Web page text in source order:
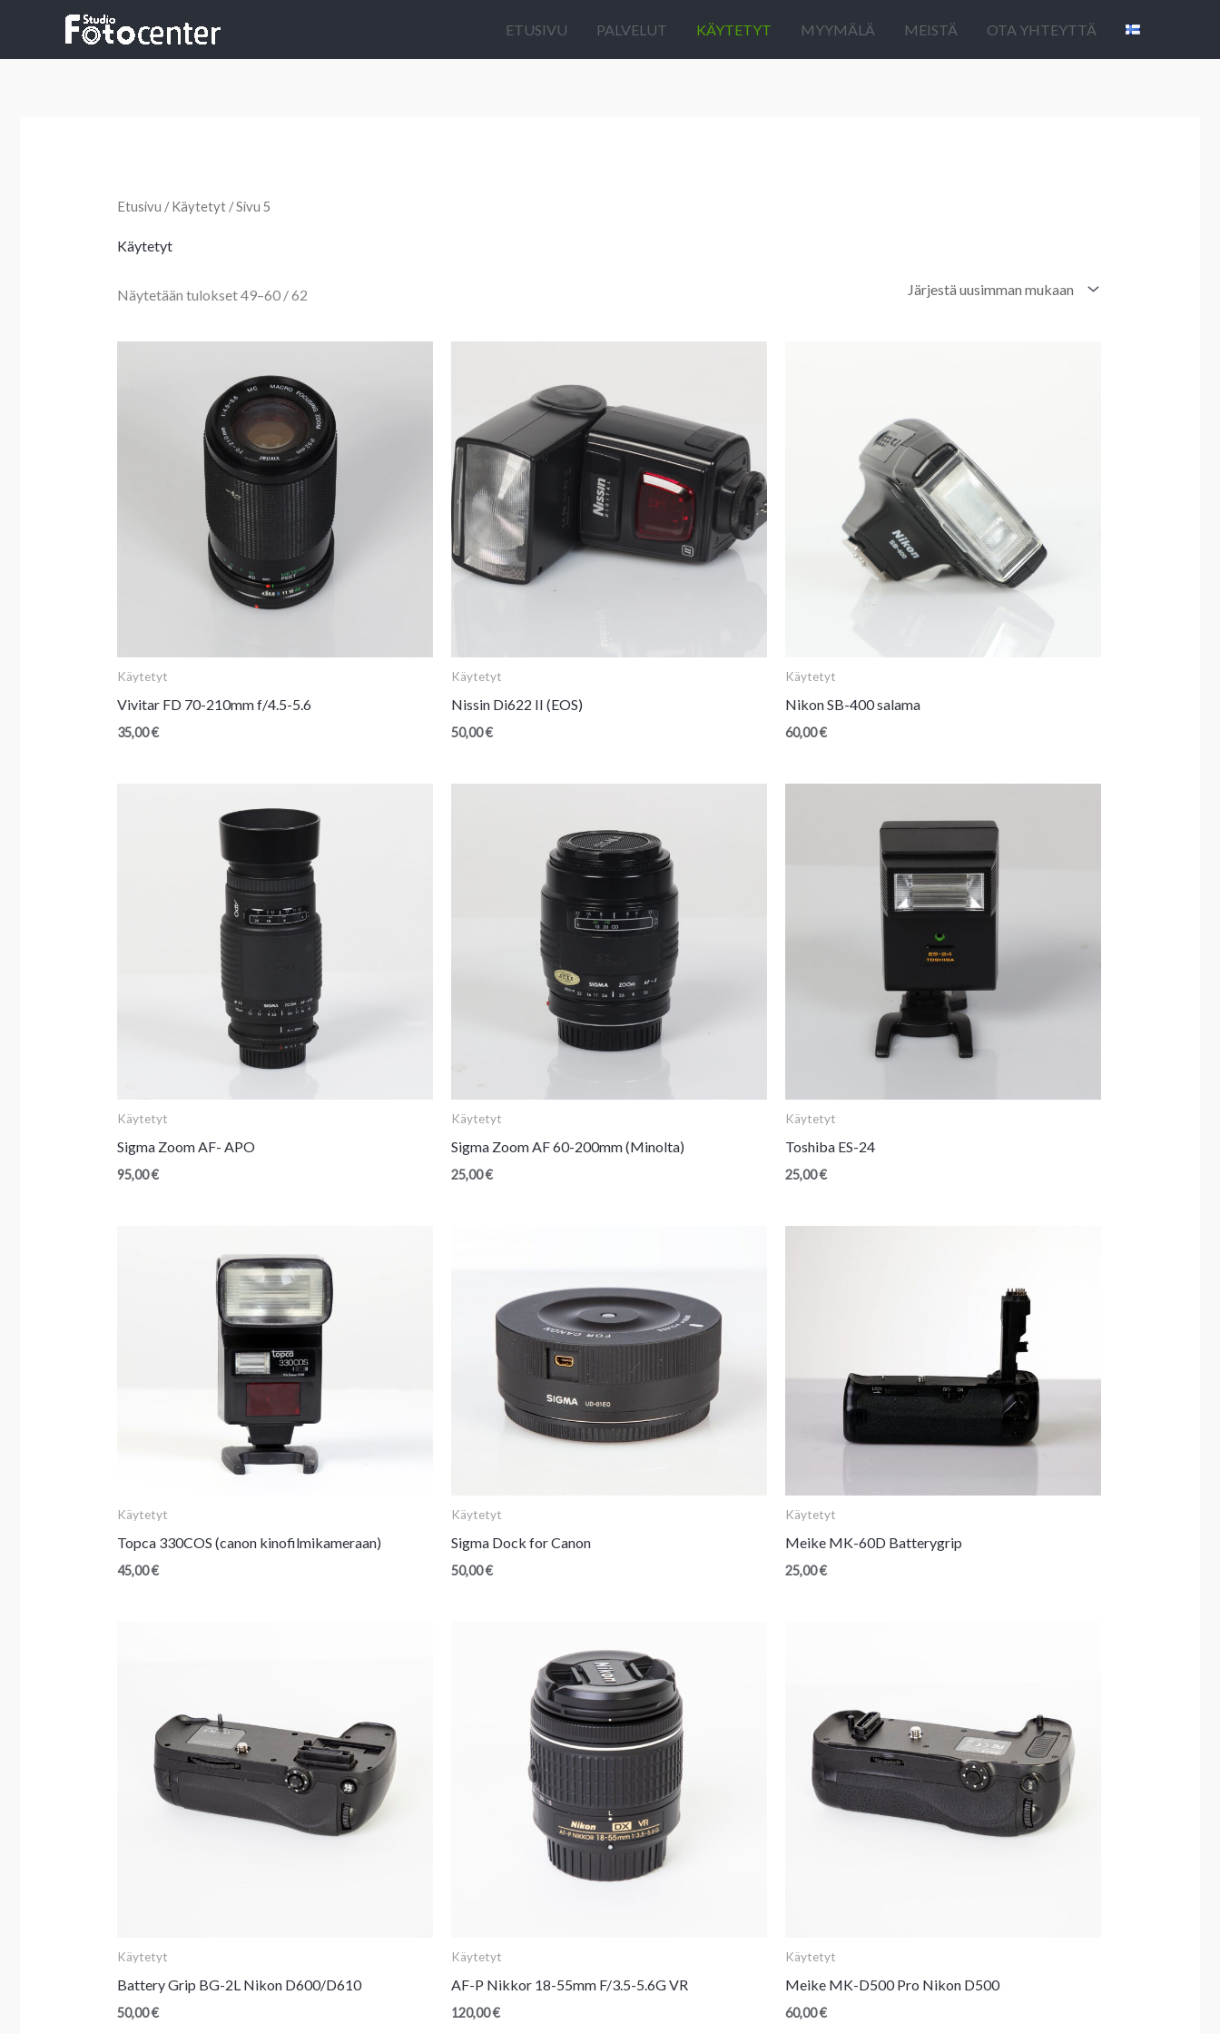
ETUSIVU PALVELUT KÄYTETYT MYYMÄLÄ MEISTÄ OTA YHTEYTTÄ
Etusivu /Käytetyt/ Sivu 5
Käytetyt
Näytetään tulokset 49–60 / 62
Käytetyt
Vivitar FD 70-210mm f/4.5-5.6
35,00€
Käytetyt
Nissin Di622 II (EOS)
50,00€
Käytetyt
Nikon SB-400 salama
60,00€
Käytetyt
Sigma Zoom AF- APO
95,00€
Käytetyt
Sigma Zoom AF 60-200mm (Minolta)
25,00€
Käytetyt
Toshiba ES-24
25,00€
Käytetyt
Topca 330COS (canon kinofilmikameraan)
45,00€
Käytetyt
Sigma Dock for Canon
50,00€
Käytetyt
Meike MK-60D Batterygrip
25,00€
Käytetyt
Battery Grip BG-2L Nikon D600/D610
50,00€
Käytetyt
AF-P Nikkor 18-55mm F/3.5-5.6G VR
120,00€
Käytetyt
Meike MK-D500 Pro Nikon D500
60,00€